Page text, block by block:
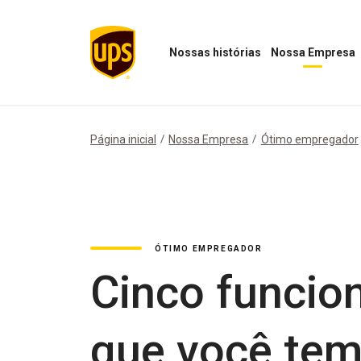
Nossas histórias Nossa Empresa
Página inicial Nossa Empresa Ótimo empregador
ÓTIMO EMPREGADOR
Cinco